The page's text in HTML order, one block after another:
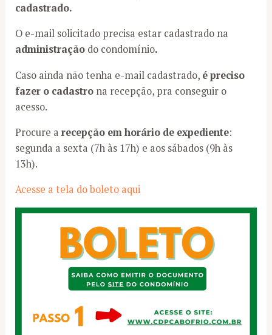
cadastrado.
O e-mail solicitado precisa estar cadastrado na
administração do condomínio.
Caso ainda não tenha e-mail cadastrado, é preciso
fazer o cadastro na recepção, pra conseguir o
acesso.
Procure arecepção em horário de expediente:
segunda a sexta (7h às 17h) e aos sábados (9h às
13h).
Acesse a tela do boleto aqui